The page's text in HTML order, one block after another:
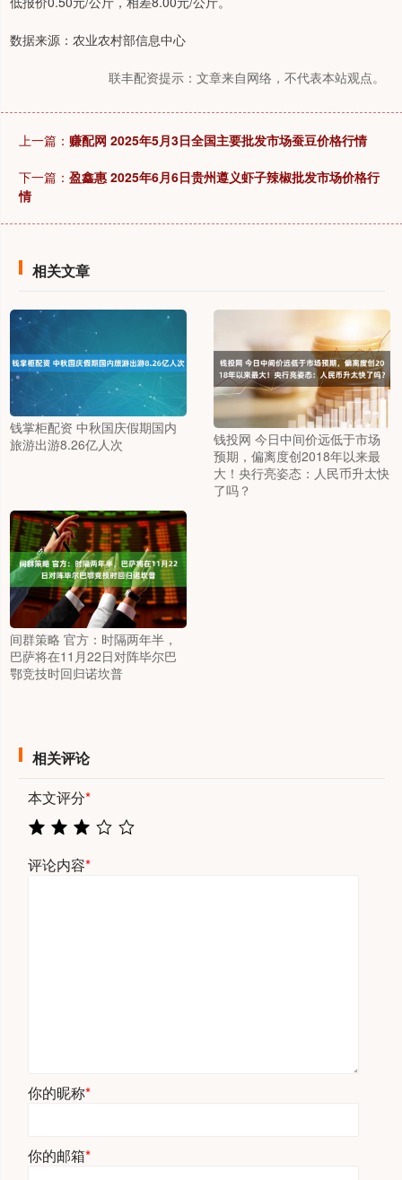
数据来源：农业农村部信息中心
联丰配资提示：文章来自网络，不代表本站观点。
上一篇： 赚配网 2025年5月3日全国主要批发市场蚕豆价格行情
下一篇： 盈鑫惠 2025年6月6日贵州遵义虾子辣椒批发市场价格行
情
相关文章
钱掌柜配资 中秋国庆假期国内
旅游出游8.26亿人次
钱投网 今日中间价远低于市场
预期，偏离度创2018年以来最
大！央行亮姿态：人民币升太快
了吗？
间群策略 官方：时隔两年半，
巴萨将在11月22日对阵毕尔巴
鄂竞技时回归诺坎普
相关评论
本文评分*
评论内容*
你的昵称*
你的邮箱*